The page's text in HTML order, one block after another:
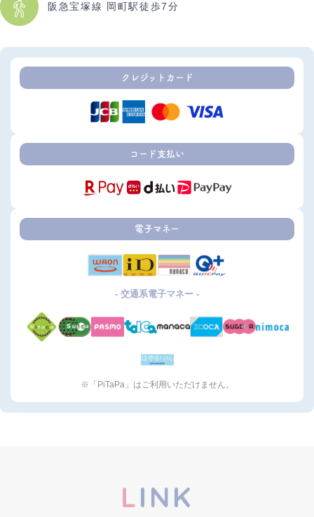
阪急宝塚線 岡町駅徒歩7分
クレジットカード
コード支払い
電子マネー
- 交通系電子マネー -
※「PiTaPa」はご利用いただけません。
LINK